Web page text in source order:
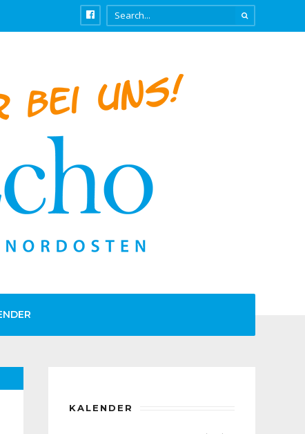
KALENDER